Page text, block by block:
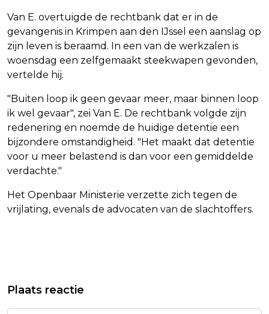
Van E. overtuigde de rechtbank dat er in de
gevangenis in Krimpen aan den IJssel een aanslag op
zijn leven is beraamd. In een van de werkzalen is
woensdag een zelfgemaakt steekwapen gevonden,
vertelde hij.
"Buiten loop ik geen gevaar meer, maar binnen loop
ik wel gevaar", zei Van E. De rechtbank volgde zijn
redenering en noemde de huidige detentie een
bijzondere omstandigheid. "Het maakt dat detentie
voor u meer belastend is dan voor een gemiddelde
verdachte."
Het Openbaar Ministerie verzette zich tegen de
vrijlating, evenals de advocaten van de slachtoffers.
NA WK-UITSCHAKELING ORANJE
BRITSE PREMIER BEDROEFD DOOR
OVERLIJDEN 'ICONISCHE' BONNIE
Plaats reactie